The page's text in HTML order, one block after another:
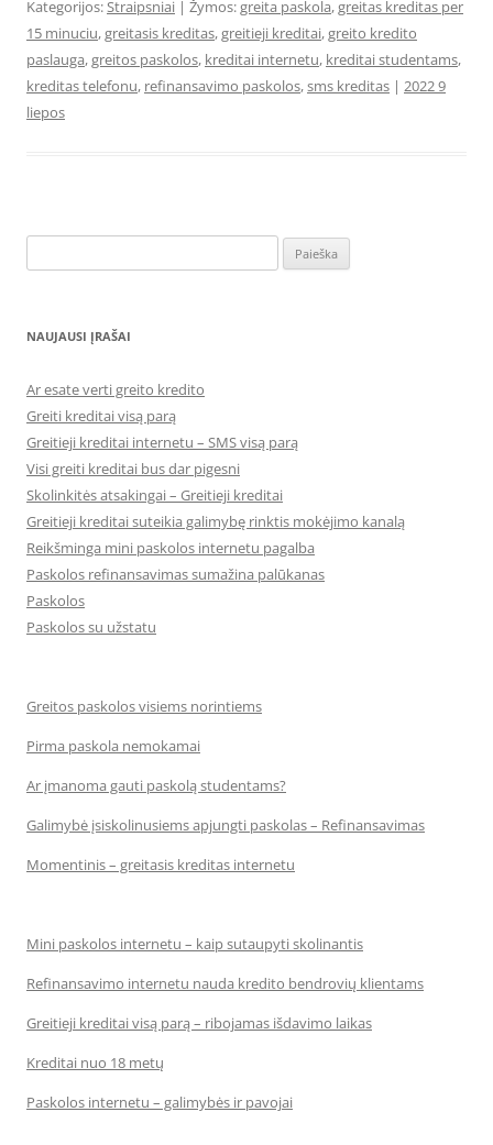
Kategorijos:Straipsniai | Žymos:greita paskola,greitas kreditas per
15 minuciu,greitasis kreditas,greitieji kreditai,greito kredito
paslauga,greitos paskolos, kreditai internetu, kreditai studentams,
kreditas telefonu, refinansavimo paskolos,sms kreditas | 2022 9
liepos
NAUJAUSI ĮRAŠAI
Ar esate verti greito kredito
Greiti kreditai visą parą
Greitieji kreditai internetu – SMS visą parą
Visi greiti kreditai bus dar pigesni
Skolinkitės atsakingai – Greitieji kreditai
Greitieji kreditai suteikia galimybę rinktis mokėjimo kanalą
Reikšminga mini paskolos internetu pagalba
Paskolos refinansavimas sumažina palūkanas
Paskolos
Paskolos su užstatu
Greitos paskolos visiems norintiems
Pirma paskola nemokamai
Ar įmanoma gauti paskolą studentams?
Galimybė įsiskolinusiems apjungti paskolas – Refinansavimas
Momentinis – greitasis kreditas internetu
Mini paskolos internetu – kaip sutaupyti skolinantis
Refinansavimo internetu nauda kredito bendrovių klientams
Greitieji kreditai visą parą – ribojamas išdavimo laikas
Kreditai nuo 18 metų
Paskolos internetu – galimybės ir pavojai